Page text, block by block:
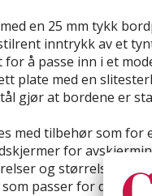
en 25 mm tykk
inntrykk av et
å passe inn i et
plate med en
gjør at bordene er
med tilbehør som for
for
og størrelser og
passer for deg og